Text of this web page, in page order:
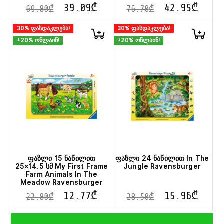
69.80₾ 39.09₾ 76.70₾ 42.95₾
30% ფასდაკლება!
+20% ონლაინ!
ფაზლი 15 ნაწილით
25×14.5 სმ My First Frame
Farm Animals In The
Meadow Ravensburger
22.80₾ 12.77₾
30% ფასდაკლება!
+20% ონლაინ!
ფაზლი 24 ნაწილით In The
Jungle Ravensburger
28.50₾ 15.96₾